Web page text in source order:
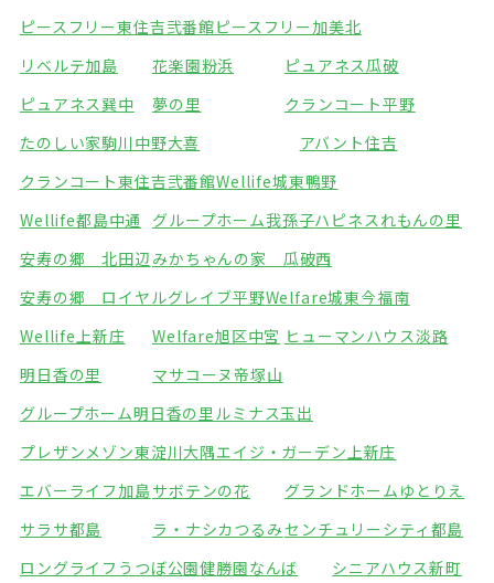
ピースフリー東住吉弐番館ピースフリー加美北
リベルテ加島
花楽園粉浜
ピュアネス瓜破
ピュアネス巽中
夢の里
クランコート平野
たのしい家駒川中野大喜
アバント住吉
クランコート東住吉弐番館Wellife城東鴨野
Wellife都島中通
グループホーム我孫子ハピネスれもんの里
安寿の郷 北田辺 みかちゃんの家 瓜破西
安寿の郷 ロイヤルグレイブ平野Welfare城東今福南
Wellife上新庄
Welfare旭区中宮 ヒューマンハウス淡路
明日香の里
マサコーヌ帝塚山
グループホーム明日香の里 ルミナス玉出
プレザンメゾン東淀川大隅エイジ・ガーデン上新庄
エバーライフ加島サボテンの花
グランドホームゆとりえ
サラサ都島
ラ・ナシカつるみセンチュリーシティ都島
ロングライフうつぼ公園健勝園なんば
シニアハウス新町